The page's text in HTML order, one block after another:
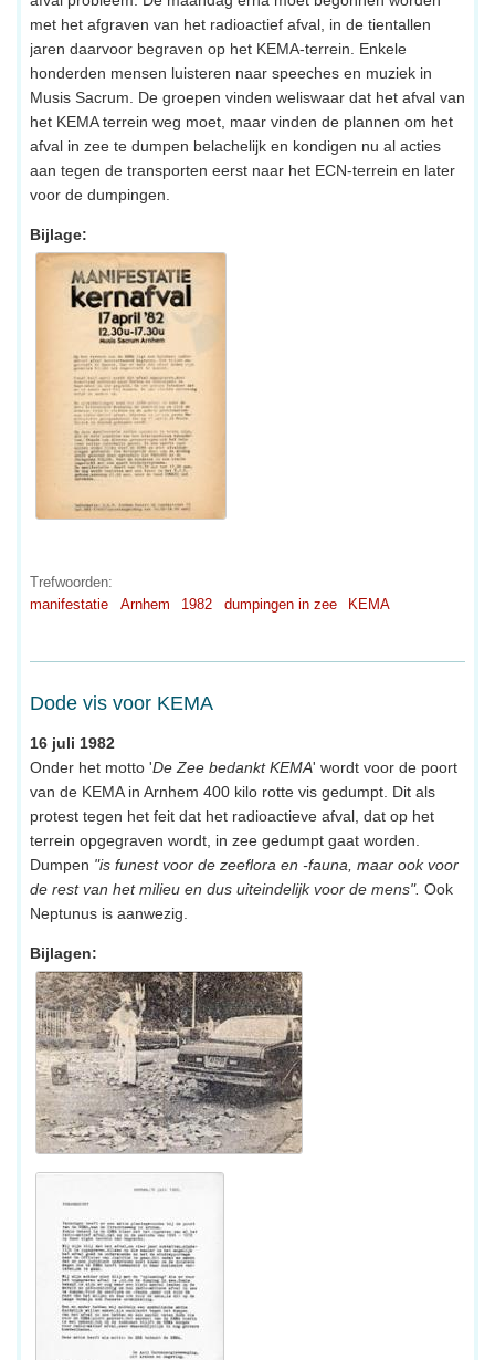
met het afgraven van het radioactief afval, in de tientallen
jaren daarvoor begraven op het KEMA-terrein. Enkele
honderden mensen luisteren naar speeches en muziek in
Musis Sacrum. De groepen vinden weliswaar dat het afval van
het KEMA terrein weg moet, maar vinden de plannen om het
afval in zee te dumpen belachelijk en kondigen nu al acties
aan tegen de transporten eerst naar het ECN-terrein en later
voor de dumpingen.
Bijlage:
Trefwoorden:
manifestatie
Arnhem 1982 dumpingen in zee KEMA
Dode vis voor KEMA
16 juli 1982
Onder het motto 'De Zee bedankt KEMA' wordt voor de poort
van de KEMA in Arnhem 400 kilo rotte vis gedumpt. Dit als
protest tegen het feit dat het radioactieve afval, dat op het
terrein opgegraven wordt, in zee gedumpt gaat worden.
Dumpen "is funest voor de zeeflora en -fauna, maar ook voor
de rest van het milieu en dus uiteindelijk voor de mens". Ook
Neptunus is aanwezig.
Bijlagen: